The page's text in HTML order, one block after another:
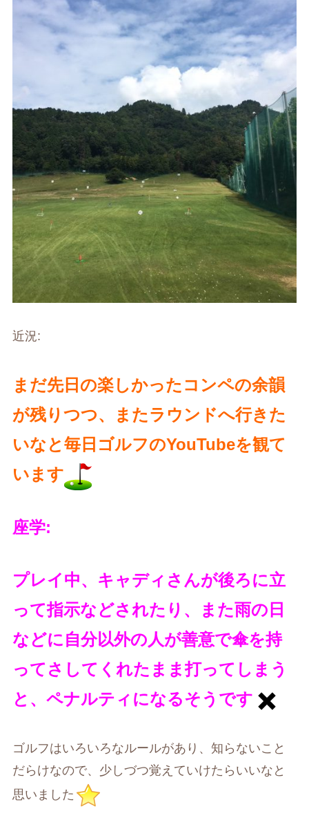
近況:
まだ先日の楽しかったコンペの余韻
が残りつつ、またラウンドへ行きた
いなと毎日ゴルフのYouTubeを観て
います
座学:
プレイ中、キャディさんが後ろに立
って指示などされたり、また雨の日
などに自分以外の人が善意で傘を持
ってさしてくれたまま打ってしまう
と、ペナルティになるそうです
ゴルフはいろいろなルールがあり、知らないこと
だらけなので、少しづつ覚えていけたらいいなと
思いました